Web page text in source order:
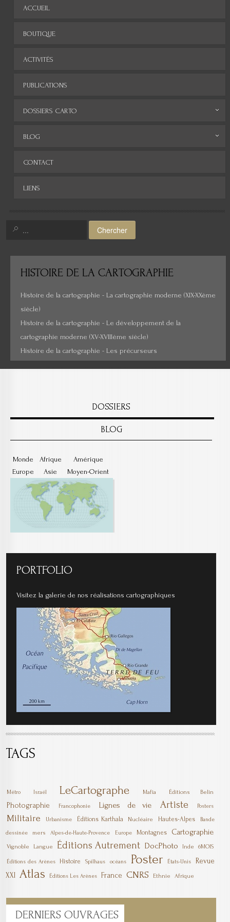
ACCUEIL
BOUTIQUE
ACTIVITÉS
PUBLICATIONS
DOSSIERS CARTO
Monde
Moyen-Orient
Histoire de la cartographie
Cartes insolites, anciennes...
BLOG
Archives
CONTACT
LIENS
Chercher
HISTOIRE DE LA CARTOGRAPHIE
Histoire de la cartographie - La cartographie moderne (XIX-XXème
siècle)
Histoire de la cartographie - Le développement de la
cartographie moderne (XV-XVIIIème siècle)
Histoire de la cartographie - Les précurseurs
DOSSIERS
BLOG
Monde
Europe
Afrique
Asie
Amérique
Moyen-Orient
PORTFOLIO
Visitez la galerie de nos réalisations cartographiques
TAGS
Métro Israël LeCartographe Mafia Éditions Belin
Photographie Francophonie Lignes de vie Artiste Posters
Militaire Urbanisme Éditions Karthala Nucléaire Hautes-Alpes Bande
dessinée mers Alpes-de-Haute-Provence Europe Montagnes Cartographie
Vignoble Langue Éditions Autrement DocPhoto Inde 6MOIS
Éditions des Arènes Histoire Spilhaus océans Poster États-Unis
Revue
XXI Atlas Éditions Les Arènes France CNRS Ethnie Afrique
DERNIERS OUVRAGES